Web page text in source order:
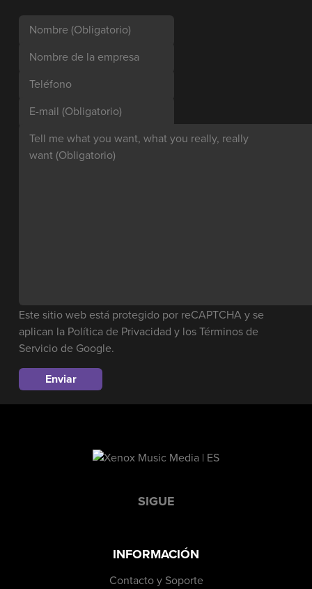
Nombre (Obligatorio)
Nombre de la empresa
Teléfono
E-mail (Obligatorio)
Tell me what you want, what you really, really
want (Obligatorio)
Este sitio web está protegido por reCAPTCHA y se
aplican la Política de Privacidad y losTérminos de
Servicio de Google.
SIGUE
INFORMACIÓN
Contacto y Soporte